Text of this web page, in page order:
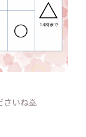
さいね🙇